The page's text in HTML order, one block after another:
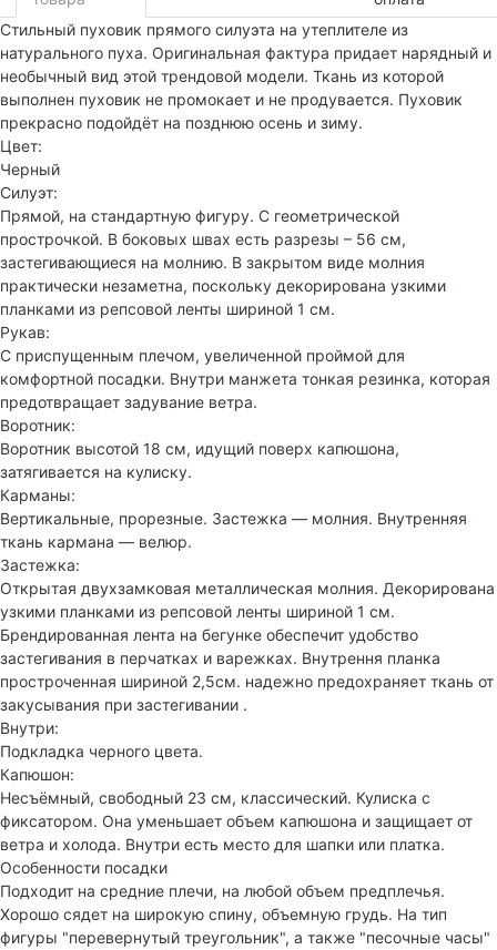
Стильный пуховик прямого силуэта на утеплителе из
натурального пуха. Оригинальная фактура придает нарядный и
необычный вид этой трендовой модели. Ткань из которой
выполнен пуховик не промокает и не продувается. Пуховик
прекрасно подойдёт на позднюю осень и зиму.
Цвет:
Черный
Силуэт:
Прямой, на стандартную фигуру. С геометрической
прострочкой. В боковых швах есть разрезы – 56 см,
застегивающиеся на молнию. В закрытом виде молния
практически незаметна, поскольку декорирована узкими
планками из репсовой ленты шириной 1 см.
Рукав:
C приспущенным плечом, увеличенной проймой для
комфортной посадки. Внутри манжета тонкая резинка, которая
предотвращает задувание ветра.
Воротник:
Воротник высотой 18 см, идущий поверх капюшона,
затягивается на кулиску.
Карманы:
Вертикальные, прорезные. Застежка — молния. Внутренняя
ткань кармана — велюр.
Застежка:
Открытая двухзамковая металлическая молния. Декорирована
узкими планками из репсовой ленты шириной 1 см.
Брендированная лента на бегунке обеспечит удобство
застегивания в перчатках и варежках. Внутрення планка
простроченная шириной 2,5см. надежно предохраняет ткань от
закусывания при застегивании .
Внутри:
Подкладка черного цвета.
Капюшон:
Несъёмный, свободный 23 см, классический. Кулиска с
фиксатором. Она уменьшает объем капюшона и защищает от
ветра и холода. Внутри есть место для шапки или платка.
Особенности посадки
Подходит на средние плечи, на любой объем предплечья.
Хорошо сядет на широкую спину, объемную грудь. На тип
фигуры "перевернутый треугольник", а также "песочные часы"